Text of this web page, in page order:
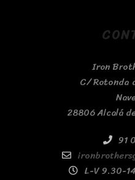
Iron
C/ Rotonda
28806 Alcalá
91
L-V 9.30-